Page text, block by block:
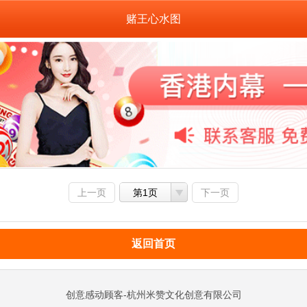
赌王心水图
上一页 第1页 下一页
返回首页
创意感动顾客-杭州米赞文化创意有限公司